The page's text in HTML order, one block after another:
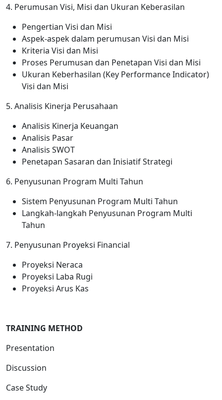
4. Perumusan Visi, Misi dan Ukuran Keberasilan
Pengertian Visi dan Misi
Aspek-aspek dalam perumusan Visi dan Misi
Kriteria Visi dan Misi
Proses Perumusan dan Penetapan Visi dan Misi
Ukuran Keberhasilan (Key Performance Indicator)
Visi dan Misi
5. Analisis Kinerja Perusahaan
Analisis Kinerja Keuangan
Analisis Pasar
Analisis SWOT
Penetapan Sasaran dan Inisiatif Strategi
6. Penyusunan Program Multi Tahun
Sistem Penyusunan Program Multi Tahun
Langkah-langkah Penyusunan Program Multi
Tahun
7. Penyusunan Proyeksi Financial
Proyeksi Neraca
Proyeksi Laba Rugi
Proyeksi Arus Kas
TRAINING METHOD
Presentation
Discussion
Case Study